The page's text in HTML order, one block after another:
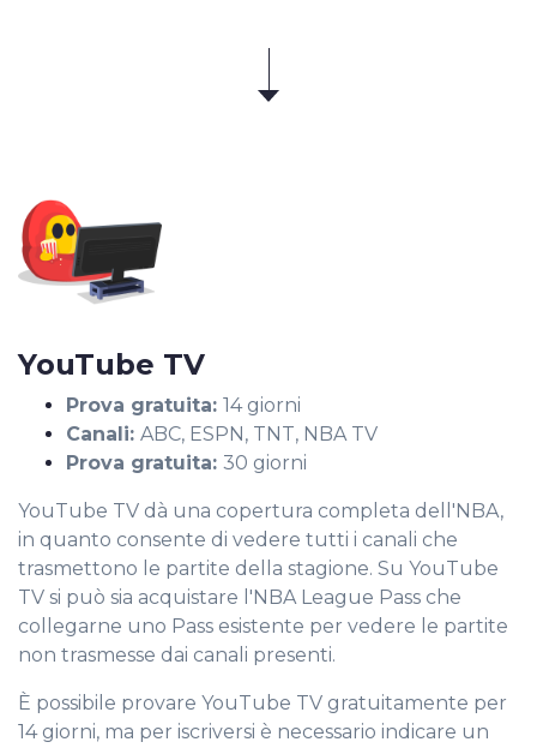
YouTube TV
Prova gratuita: 14 giorni
Canali: ABC, ESPN, TNT, NBA TV
Prova gratuita: 30 giorni
YouTube TV dà una copertura completa dell'NBA,
in quanto consente di vedere tutti i canali che
trasmettono le partite della stagione. Su YouTube
TV si può sia acquistare l'NBA League Pass che
collegarne uno Pass esistente per vedere le partite
non trasmesse dai canali presenti.
È possibile provare YouTube TV gratuitamente per
14 giorni, ma per iscriversi è necessario indicare un